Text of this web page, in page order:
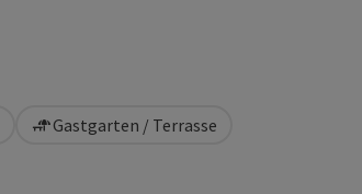
Gastgarten / Terrasse